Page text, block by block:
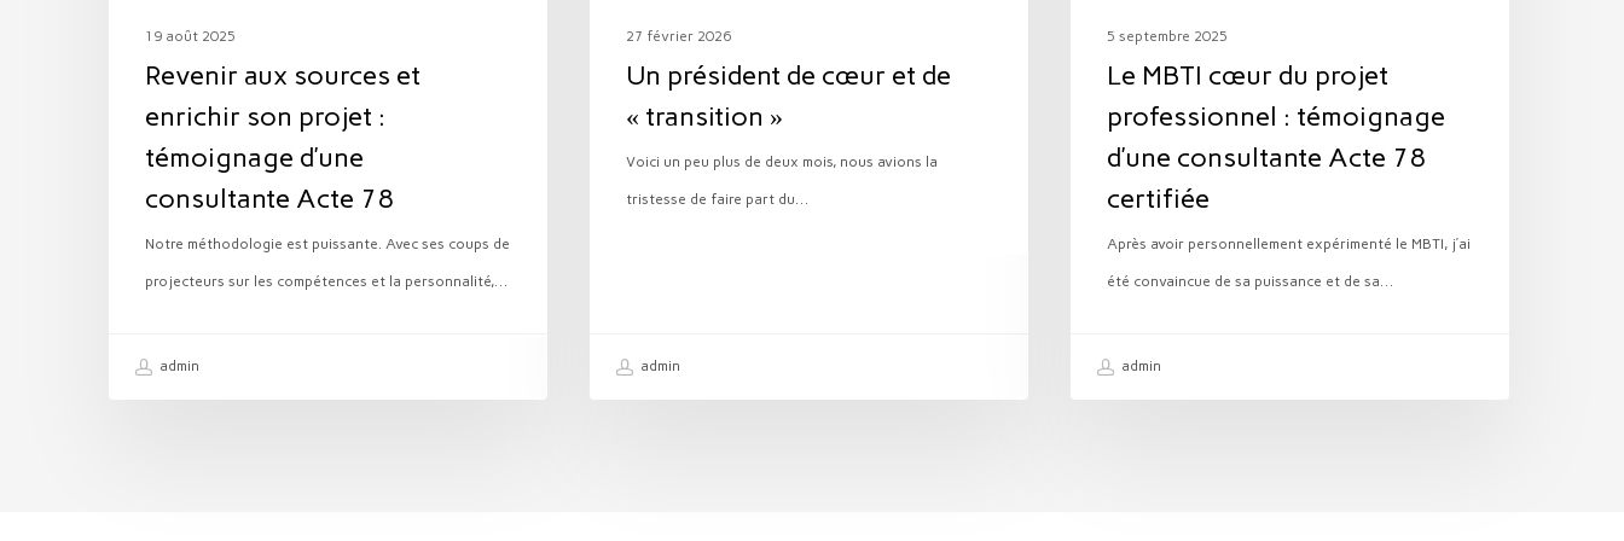
d’une
consultante
Acte
19 août 2025
Revenir aux sources et
enrichir son projet :
témoignage d’une
consultante Acte 78
Notre méthodologie est puissante. Avec ses coups de
projecteurs sur les compétences et la personnalité,…
admin
27 février 2026
Un président de cœur et de
« transition »
Voici un peu plus de deux mois, nous avions la
tristesse de faire part du…
admin
consultante
Acte
certifiée
5 septembre 2025
Le MBTI cœur du projet
professionnel : témoignage
d’une consultante Acte 78
certifiée
Après avoir personnellement expérimenté le MBTI, j’ai
été convaincue de sa puissance et de sa…
admin